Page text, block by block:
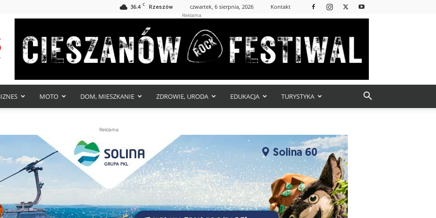
36.4 C Rzeszów czwartek, 6 sierpnia, 2026 Kontakt
Reklama
MOTO DOM, MIESZKANIE ZDROWIE, URODA EDUKACJA TURYSTYKA
Reklama